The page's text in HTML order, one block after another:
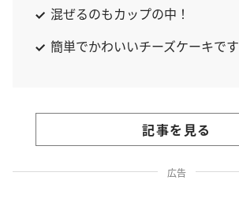
混ぜるのもカップの中！
簡単でかわいいチーズケーキです
記事を見る
広告